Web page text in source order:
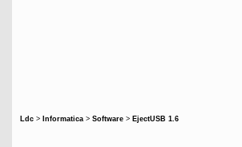
Ldc > Informatica > Software > EjectUSB 1.6